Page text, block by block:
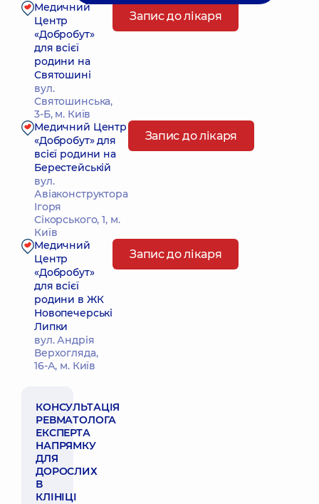
Медичний
Центр
«Добробут»
для всієї
родини на
Святошині
вул.
Святошинська,
3-Б, м. Київ
Запис до лікаря
Медичний Центр
«Добробут» для
всієї родини на
Берестейській
вул.
Авіаконструктора
Ігоря
Сікорського, 1, м.
Київ
Запис до лікаря
Медичний
Центр
«Добробут»
для всієї
родини в ЖК
Новопечерські
Липки
вул. Андрія
Верхогляда,
16-А, м. Київ
Запис до лікаря
КОНСУЛЬТАЦІЯ
РЕВМАТОЛОГА
ЕКСПЕРТА
НАПРЯМКУ
ДЛЯ
ДОРОСЛИХ
В
КЛІНІЦІ